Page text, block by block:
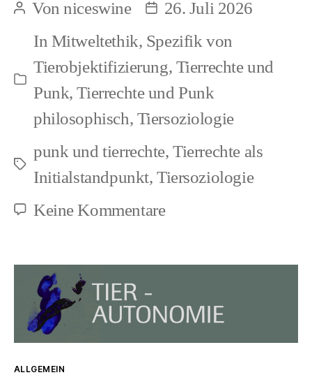
Beitragsautor
Vonniceswine Beitragsdatum
26. Juli 2026
Kategorien
In Mitweltethik, Spezifik von
Tierobjektifizierung, Tierrechte und
Punk,Tierrechte und Punk
philosophisch, Tiersoziologie
Schlagwörter
punk und tierrechte,Tierrechte als
Initialstandpunkt, Tiersoziologie
Keine Kommentarezu
Kategorien
ALLGEMEIN